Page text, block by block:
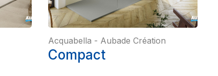
Acquabella - Aubade Création
Compact